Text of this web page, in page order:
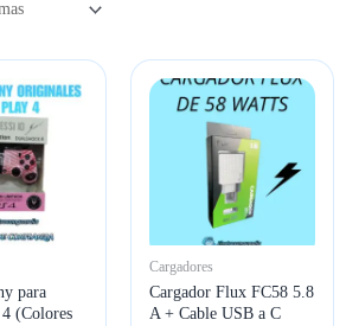
recientes
para
(Colores
Cargadores
Cargador Flux FC58 5.8
A + Cable USB a C